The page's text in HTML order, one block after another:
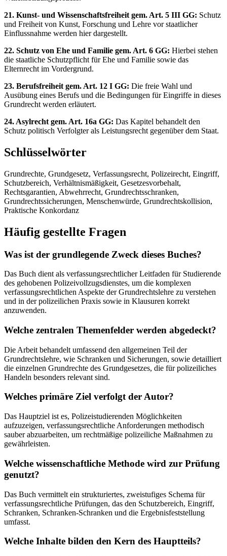
21. Kunst- und Wissenschaftsfreiheit gem. Art. 5 III GG: Schutz
und Freiheit von Kunst, Forschung und Lehre vor staatlicher
Einflussnahme werden hier dargestellt.
22. Schutz von Ehe und Familie gem. Art. 6 GG: Hierbei stehen
die staatliche Schutzpflicht für Ehe und Familie sowie das
Elternrecht im Vordergrund.
23. Berufsfreiheit gem. Art. 12 I GG: Die freie Wahl und
Ausübung eines Berufs und die Bedingungen für Eingriffe in dieses
Grundrecht werden erläutert.
24. Asylrecht gem. Art. 16a GG: Das Kapitel behandelt den
Schutz politisch Verfolgter als Leistungsrecht gegenüber dem Staat.
Schlüsselwörter
Grundrechte, Grundgesetz, Verfassungsrecht, Polizeirecht, Eingriff,
Schutzbereich, Verhältnismäßigkeit, Gesetzesvorbehalt,
Rechtsgarantien, Abwehrrecht, Grundrechtsschranken,
Grundrechtssicherungen, Menschenwürde, Grundrechtskollision,
Praktische Konkordanz
Häufig gestellte Fragen
Was ist der grundlegende Zweck dieses Buches?
Das Buch dient als verfassungsrechtlicher Leitfaden für Studierende
des gehobenen Polizeivollzugsdienstes, um die komplexen
verfassungsrechtlichen Aspekte der Grundrechtslehre zu verstehen
und in der polizeilichen Praxis sowie in Klausuren korrekt
anzuwenden.
Welche zentralen Themenfelder werden abgedeckt?
Die Arbeit behandelt umfassend den allgemeinen Teil der
Grundrechtslehre, wie Schranken und Sicherungen, sowie detailliert
die einzelnen Grundrechte des Grundgesetzes, die für polizeiliches
Handeln besonders relevant sind.
Welches primäre Ziel verfolgt der Autor?
Das Hauptziel ist es, Polizeistudierenden Möglichkeiten
aufzuzeigen, verfassungsrechtliche Anforderungen methodisch
sauber abzuarbeiten, um rechtmäßige polizeiliche Maßnahmen zu
gewährleisten.
Welche wissenschaftliche Methode wird zur Prüfung
genutzt?
Das Buch vermittelt ein strukturiertes, zweistufiges Schema für
verfassungsrechtliche Prüfungen, das den Schutzbereich, Eingriff,
Schranken, Schranken-Schranken und die Ergebnisfeststellung
umfasst.
Welche Inhalte bilden den Kern des Hauptteils?